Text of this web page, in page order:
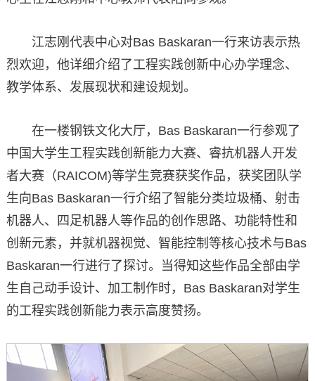
江志刚代表中心对Bas Baskaran一行来访表示热
烈欢迎，他详细介绍了工程实践创新中心办学理念、
教学体系、发展现状和建设规划。
在一楼钢铁文化大厅，Bas Baskaran一行参观了
中国大学生工程实践创新能力大赛、睿抗机器人开发
者大赛（RAICOM)等学生竞赛获奖作品，获奖团队学
生向Bas Baskaran一行介绍了智能分类垃圾桶、射击
机器人、四足机器人等作品的创作思路、功能特性和
创新元素，并就机器视觉、智能控制等核心技术与Bas
Baskaran一行进行了探讨。当得知这些作品全部由学
生自己动手设计、加工制作时，Bas Baskaran对学生
的工程实践创新能力表示高度赞扬。